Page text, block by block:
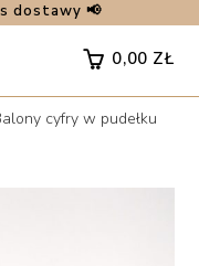
dostawy 📢
0,00 ZŁ
cyfry w pudełku